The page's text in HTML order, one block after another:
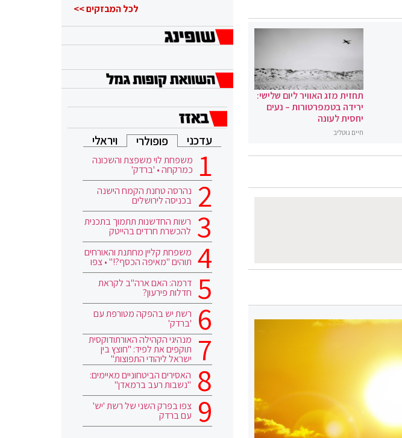
תחזית מזג האוויר ליום שלישי:
ירידה בטמפרטורות – נעים
יחסית לעונה
חיים גוטליב
לכל המבזקים >>
עדכני פופולרי ויראלי
משפחת לוי משפצת והשכונה
כמרקחה • 'ברדק'
נהרסה טחנת הקמח הישנה
בכניסה לירושלים
רשות החדשנות תתמוך בתכנית
להכשרת חרדים בהייטק
משפחת קליין מחתנת והאורחים
תוהים "מאיפה הכסף?!" • צפו
דרמה: האם ארה"ב לקראת
חדלות פירעון?
רשת יש בהפקה מטורפת עם
'ברדק'
מנהיגי הקהילה האורתודוקסית
תוקפים את לפיד: "חוצץ בין
ישראל ליהודי התפוצות"
האסירים הביטחוניים מאיימים:
"נשבות רעב ברמאדן"
צפו בפרק השני של רשת 'יש'
עם ברדק